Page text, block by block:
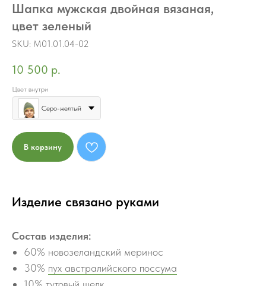
Шапка мужская двойная вязаная,
цвет зеленый
SKU: M01.01.04-02
10 500 р.
Цвет внутри
Серо-желтый
В корзину
Изделие связано руками
Состав изделия:
60% новозеландский меринос
30% пух австралийского поссума